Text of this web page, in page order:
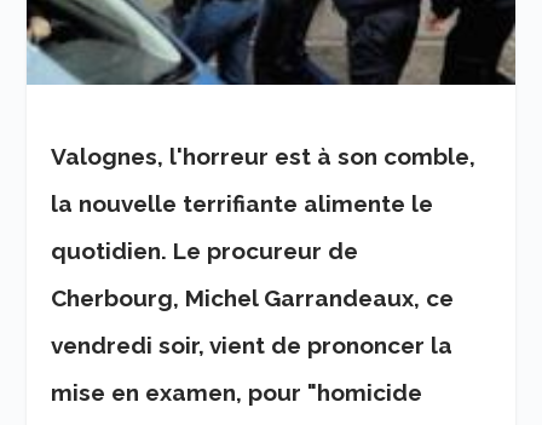
Valognes, l'horreur est à son comble,
la nouvelle terrifiante alimente le
quotidien. Le procureur de
Cherbourg, Michel Garrandeaux, ce
vendredi soir, vient de prononcer la
mise en examen, pour "homicide